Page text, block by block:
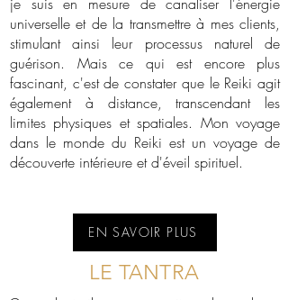
universelle et de la transmettre à mes clients,
stimulant ainsi leur processus naturel de
guérison. Mais ce qui est encore plus
fascinant, c'est de constater que le Reiki agit
également à distance, transcendant les
limites physiques et spatiales. Mon voyage
dans le monde du Reiki est un voyage de
découverte intérieure et d'éveil spirituel.
EN SAVOIR PLUS
LE TANTRA